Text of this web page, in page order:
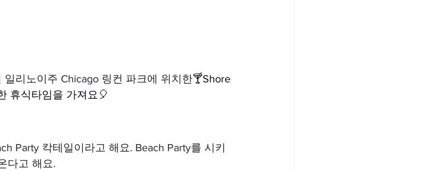
리노이주 Chicago 링컨 파크에 위치한🍸Shore
휴식타임을 가져요🎈
Party 칵테일이라고 해요. Beach Party를 시키
다고 해요.